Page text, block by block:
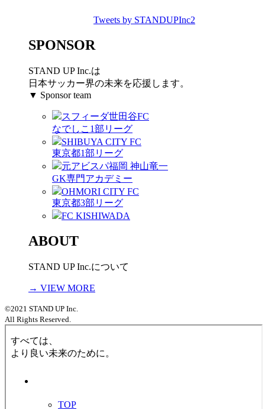
Tweets by STANDUPInc2
SPONSOR
STAND UP Inc.は
日本サッカー界の未来を応援します。
▼ Sponsor team
スフィーダ世田谷FC
なでしこ1部リーグ
SHIBUYA CITY FC
東京都1部リーグ
元アビスパ福岡 神山竜一
GK専門アカデミー
OHMORI CITY FC
東京都3部リーグ
FC KISHIWADA
ABOUT
STAND UP Inc.について
→ VIEW MORE
©2021 STAND UP Inc.
All Rights Reserved.